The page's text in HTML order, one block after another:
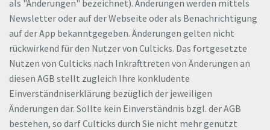
als "Änderungen" bezeichnet). Änderungen werden mittels
Newsletter oder auf der Webseite oder als Benachrichtigung
auf der App bekanntgegeben. Änderungen gelten nicht
rückwirkend für den Nutzer von Culticks. Das fortgesetzte
Nutzen von Culticks nach Inkrafttreten von Änderungen an
diesen AGB stellt zugleich Ihre konkludente
Einverständniserklärung bezüglich der jeweiligen
Änderungen dar. Sollte kein Einverständnis bzgl. der AGB
bestehen, so darf Culticks durch Sie nicht mehr genutzt